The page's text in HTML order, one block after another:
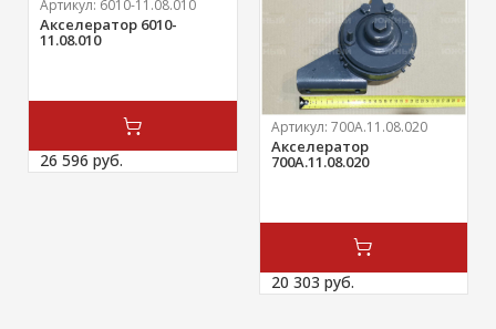
Артикул: 6010-11.08.010
Акселератор 6010-
11.08.010
26 596 руб.
Артикул: 700А.11.08.020
Акселератор
700А.11.08.020
20 303 руб.